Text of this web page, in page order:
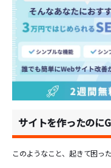
サイトを作ったの
このようなこと、起きて困っ